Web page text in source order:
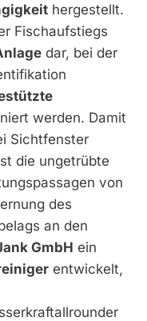
hergestellt.
Fischaufstiegs
dar, bei der
werden. Damit
Sichtfenster
die ungetrübte
von
des
an den
GmbH ein
entwickelt,